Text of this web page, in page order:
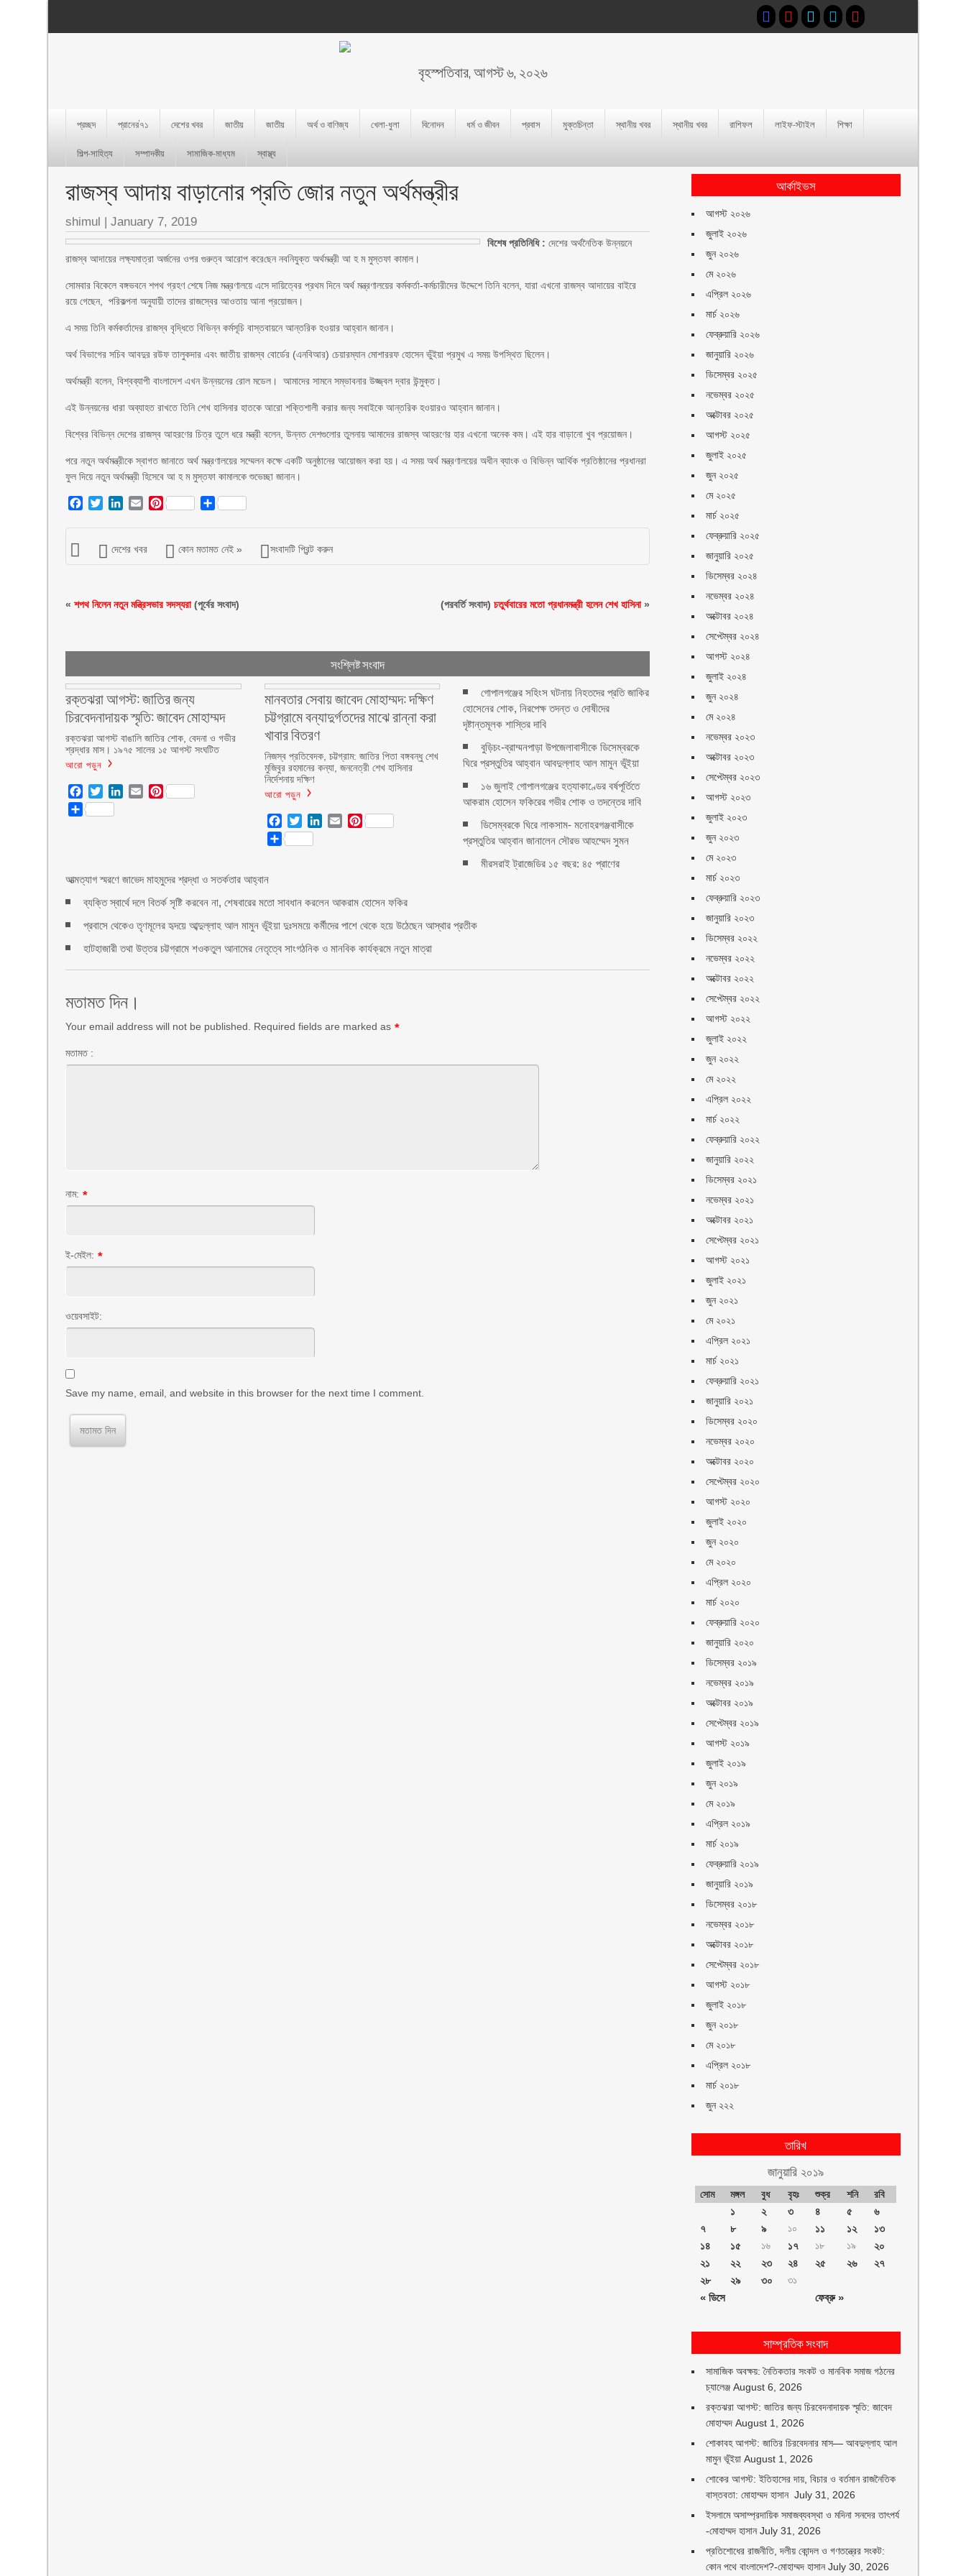
বৃহস্পতিবার, আগস্ট ৬, ২০২৬
প্রচ্ছদ প্রানের’৭১ দেশের খবর জাতীয় জাতীয় অর্থ ও বাণিজ্য খেলা-ধুলা বিনোদন ধর্ম ও জীবন প্রবাস মুক্তচিন্তা স্থানীয় খবর স্থানীয় খবর রাশিফল লাইফ-স্টাইল
শিক্ষা
শিল্প-সাহিত্য
সম্পাদকীয় সামাজিক-মাধ্যম স্বাস্থ্য
রাজস্ব আদায় বাড়ানোর প্রতি জোর নতুন অর্থমন্ত্রীর
shimul |January 7, 2019
বিশেষ প্রতিনিধি : দেশের অর্থনৈতিক উন্নয়নে
রাজস্ব আদায়ের লক্ষ্যমাত্রা অর্জনের ওপর গুরুত্ব আরোপ করে‌ছেন নবনিযুক্ত অর্থমন্ত্রী আ হ ম মুস্তফা কামাল।
সোমবার বিকেলে বঙ্গভবনে শপথ গ্রহণ শেষে নিজ মন্ত্রণালয়ে এসে দায়িত্বের প্রথম দিনে অর্থ মন্ত্রণালয়ের কর্মকর্তা-কর্মচারীদের উদ্দেশে তিনি বলেন, যারা এখনো রাজস্ব আদায়ের বাইরে
রয়ে গেছেন, পরিকল্পনা অনুযায়ী তাদের রাজস্বের আওতায় আনা প্রয়োজন।
এ সময় তিনি কর্মকর্তাদের রাজস্ব বৃদ্ধিতে বিভিন্ন কর্মসূচি বাস্তবায়নে আন্তরিক হওয়ার আহ্বান জানান।
অর্থ বিভাগের সচিব আবদুর রউফ তালুকদার এবং জাতীয় রাজস্ব বোর্ডের (এনবিআর) চেয়ারম্যান মোশাররফ হোসেন ভুঁইয়া প্রমুখ এ সময় উপস্থিত ছিলেন।
অর্থমন্ত্রী বলেন, বিশ্বব্যাপী বাংলাদেশ এখন উন্নয়নের রোল মডেল। আমাদের সামনে সম্ভাবনার উজ্জ্বল দ্বার উন্মুক্ত।
এই উন্নয়নের ধারা অব্যাহত রাখতে তিনি শেখ হাসিনার হাতকে আরো শক্তিশালী করার জন্য সবাইকে আন্তরিক হওয়ারও আহ্বান জানান।
বিশ্বের বিভিন্ন দেশের রাজস্ব আহরণের চিত্র তুলে ধরে মন্ত্রী বলেন, উন্নত দেশগুলোর তুলনায় আমাদের রাজস্ব আহরণের হার এখনো অনেক কম। এই হার বাড়ানো খুব প্রয়োজন।
পরে নতুন অর্থমন্ত্রীকে স্বাগত জানাতে অর্থ মন্ত্রণালয়ের সম্মেলন কক্ষে একটি অনুষ্ঠানের আয়োজন করা হয়। এ সময় অর্থ মন্ত্রণালয়ের অধীন ব্যাংক ও বিভিন্ন আর্থিক প্রতিষ্ঠানের প্রধানরা
ফুল দিয়ে নতুন অর্থমন্ত্রী হিসেবে আ হ ম মুস্তফা কামালকে শুভেচ্ছা জানান।
Facebook
TwitterLinkedIn
EmailPinterest Share
দেশের খবর কোন মতামত নেই » সংবাদটি প্রিন্ট করুন
«শপথ নিলেন নতুন মন্ত্রিসভার সদস্যরা(পূর্বের সংবাদ) (পরবর্তি সংবাদ)চতুর্থবারের মতো প্রধানমন্ত্রী হলেন শেখ হাসিনা»
সংশ্লিষ্ট সংবাদ
রক্তঝরা আগস্ট: জাতির জন্য
চিরবেদনাদায়ক স্মৃতি: জাবেদ মোহাম্মদ
রক্তঝরা আগস্ট বাঙালি জাতির শোক, বেদনা ও গভীর
শ্রদ্ধার মাস। ১৯৭৫ সালের ১৫ আগস্ট সংঘটিত
আরো পড়ুন
Facebook
TwitterLinkedIn
EmailPinterest
Share
মানবতার সেবায় জাবেদ মোহাম্মদ: দক্ষিণ
চট্টগ্রামে বন্যাদুর্গতদের মাঝে রান্না করা
খাবার বিতরণ
নিজস্ব প্রতিবেদক, চট্টগ্রাম: জাতির পিতা বঙ্গবন্ধু শেখ
মুজিবুর রহমানের কন্যা, জননেত্রী শেখ হাসিনার
নির্দেশনায় দক্ষিণ
আরো পড়ুন
Facebook
TwitterLinkedIn
EmailPinterest
Share
গোপালগঞ্জের সহিংস ঘটনায় নিহতদের প্রতি জাকির
হোসেনের শোক, নিরপেক্ষ তদন্ত ও দোষীদের
দৃষ্টান্তমূলক শাস্তির দাবি
বুড়িচং-ব্রাম্মনপাড়া উপজেলাবাসীকে ডিসেম্বরকে
ঘিরে প্রস্তুতির আহ্বান আবদুল্লাহ আল মামুন ভূঁইয়া
১৬ জুলাই গোপালগঞ্জের হত্যাকাণ্ডের বর্ষপূর্তিতে
আকরাম হোসেন ফকিরের গভীর শোক ও তদন্তের দাবি
ডিসেম্বরকে ঘিরে লাকসাম- মনোহরগঞ্জবাসীকে
প্রস্তুতির আহ্বান জানালেন সৌরভ আহম্মেদ সুমন
মীরসরাই ট্রাজেডির ১৫ বছর: ৪৫ প্রাণের
আত্মত্যাগ স্মরণে জাভেদ মাহমুদের শ্রদ্ধা ও সতর্কতার আহ্বান
ব্যক্তি স্বার্থে দলে বিতর্ক সৃষ্টি করবেন না, শেষবারের মতো সাবধান করলেন আকরাম হোসেন ফকির
প্রবাসে থেকেও তৃণমূলের হৃদয়ে আব্দুল্লাহ আল মামুন ভূঁইয়া দুঃসময়ে কর্মীদের পাশে থেকে হয়ে উঠেছেন আস্থার প্রতীক
হাটহাজারী তথা উত্তর চট্টগ্রামে শওকতুল আনামের নেতৃত্বে সাংগঠনিক ও মানবিক কার্যক্রমে নতুন মাত্রা
মতামত দিন।
Your email address will not be published. Required fields are marked as *
মতামত :
নাম: *
ই-মেইল: *
ওয়েবসাইট:
Save my name, email, and website in this browser for the next time I comment.
আর্কাইভস
আগস্ট ২০২৬
জুলাই ২০২৬
জুন ২০২৬
মে ২০২৬
এপ্রিল ২০২৬
মার্চ ২০২৬
ফেব্রুয়ারি ২০২৬
জানুয়ারি ২০২৬
ডিসেম্বর ২০২৫
নভেম্বর ২০২৫
অক্টোবর ২০২৫
আগস্ট ২০২৫
জুলাই ২০২৫
জুন ২০২৫
মে ২০২৫
মার্চ ২০২৫
ফেব্রুয়ারি ২০২৫
জানুয়ারি ২০২৫
ডিসেম্বর ২০২৪
নভেম্বর ২০২৪
অক্টোবর ২০২৪
সেপ্টেম্বর ২০২৪
আগস্ট ২০২৪
জুলাই ২০২৪
জুন ২০২৪
মে ২০২৪
নভেম্বর ২০২৩
অক্টোবর ২০২৩
সেপ্টেম্বর ২০২৩
আগস্ট ২০২৩
জুলাই ২০২৩
জুন ২০২৩
মে ২০২৩
মার্চ ২০২৩
ফেব্রুয়ারি ২০২৩
জানুয়ারি ২০২৩
ডিসেম্বর ২০২২
নভেম্বর ২০২২
অক্টোবর ২০২২
সেপ্টেম্বর ২০২২
আগস্ট ২০২২
জুলাই ২০২২
জুন ২০২২
মে ২০২২
এপ্রিল ২০২২
মার্চ ২০২২
ফেব্রুয়ারি ২০২২
জানুয়ারি ২০২২
ডিসেম্বর ২০২১
নভেম্বর ২০২১
অক্টোবর ২০২১
সেপ্টেম্বর ২০২১
আগস্ট ২০২১
জুলাই ২০২১
জুন ২০২১
মে ২০২১
এপ্রিল ২০২১
মার্চ ২০২১
ফেব্রুয়ারি ২০২১
জানুয়ারি ২০২১
ডিসেম্বর ২০২০
নভেম্বর ২০২০
অক্টোবর ২০২০
সেপ্টেম্বর ২০২০
আগস্ট ২০২০
জুলাই ২০২০
জুন ২০২০
মে ২০২০
এপ্রিল ২০২০
মার্চ ২০২০
ফেব্রুয়ারি ২০২০
জানুয়ারি ২০২০
ডিসেম্বর ২০১৯
নভেম্বর ২০১৯
অক্টোবর ২০১৯
সেপ্টেম্বর ২০১৯
আগস্ট ২০১৯
জুলাই ২০১৯
জুন ২০১৯
মে ২০১৯
এপ্রিল ২০১৯
মার্চ ২০১৯
ফেব্রুয়ারি ২০১৯
জানুয়ারি ২০১৯
ডিসেম্বর ২০১৮
নভেম্বর ২০১৮
অক্টোবর ২০১৮
সেপ্টেম্বর ২০১৮
আগস্ট ২০১৮
জুলাই ২০১৮
জুন ২০১৮
মে ২০১৮
এপ্রিল ২০১৮
মার্চ ২০১৮
জুন ২২২
তারিখ
জানুয়ারি ২০১৯
সোম মঙ্গল বুধ বৃহঃ শুক্র শনি রবি
« ডিসে ফেব্রু »
১ ২ ৩ ৪ ৫
৬
৭
৮ ৯ ১০ ১১ ১২
১৩
১৪
১৫ ১৬ ১৭ ১৮ ১৯
২০
২১
২২ ২৩ ২৪ ২৫ ২৬
২৭
২৮
২৯ ৩০ ৩১
সাম্প্রতিক সংবাদ
সামাজিক অবক্ষয়: নৈতিকতার সংকট ও মানবিক সমাজ গঠনের
চ্যালেঞ্জ August 6, 2026
রক্তঝরা আগস্ট: জাতির জন্য চিরবেদনাদায়ক স্মৃতি: জাবেদ
মোহাম্মদ August 1, 2026
শোকাবহ আগস্ট: জাতির চিরবেদনার মাস— আবদুল্লাহ আল
মামুন ভূঁইয়া August 1, 2026
শোকের আগস্ট: ইতিহাসের দায়, বিচার ও বর্তমান রাজনৈতিক
বাস্তবতা: মোহাম্মদ হাসান July 31, 2026
ইসলামে অসাম্প্রদায়িক সমাজব্যবস্থা ও মদিনা সনদের তাৎপর্য
-মোহাম্মদ হাসান July 31, 2026
প্রতিশোধের রাজনীতি, দলীয় কোন্দল ও গণতন্ত্রের সংকট:
কোন পথে বাংলাদেশ?-মোহাম্মদ হাসান July 30, 2026